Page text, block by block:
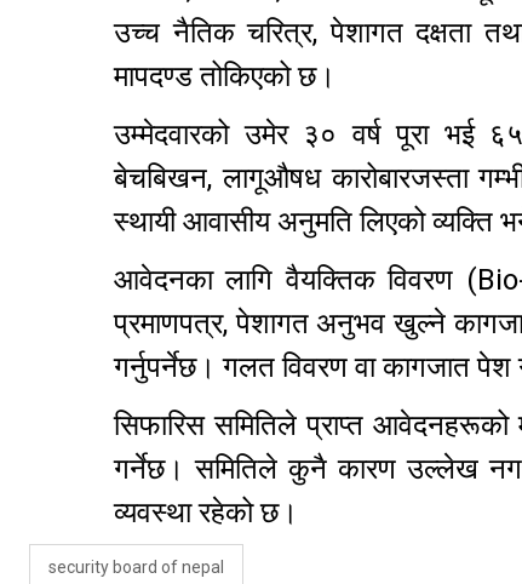
उच्च नैतिक चरित्र, पेशागत दक्षता
मापदण्ड तोकिएको छ।
उम्मेदवारको उमेर ३० वर्ष पूरा भई ६५
बेचबिखन, लागूऔषध कारोबारजस्ता
स्थायी आवासीय अनुमति लिएको व्यक्ति
आवेदनका लागि वैयक्तिक विवरण (Bio-
प्रमाणपत्र, पेशागत अनुभव खुल्ने
गर्नुपर्नेछ। गलत विवरण वा कागजात
सिफारिस समितिले प्राप्त
गर्नेछ। समितिले कुनै कारण उल्लेख
व्यवस्था रहेको छ।
security board of nepal